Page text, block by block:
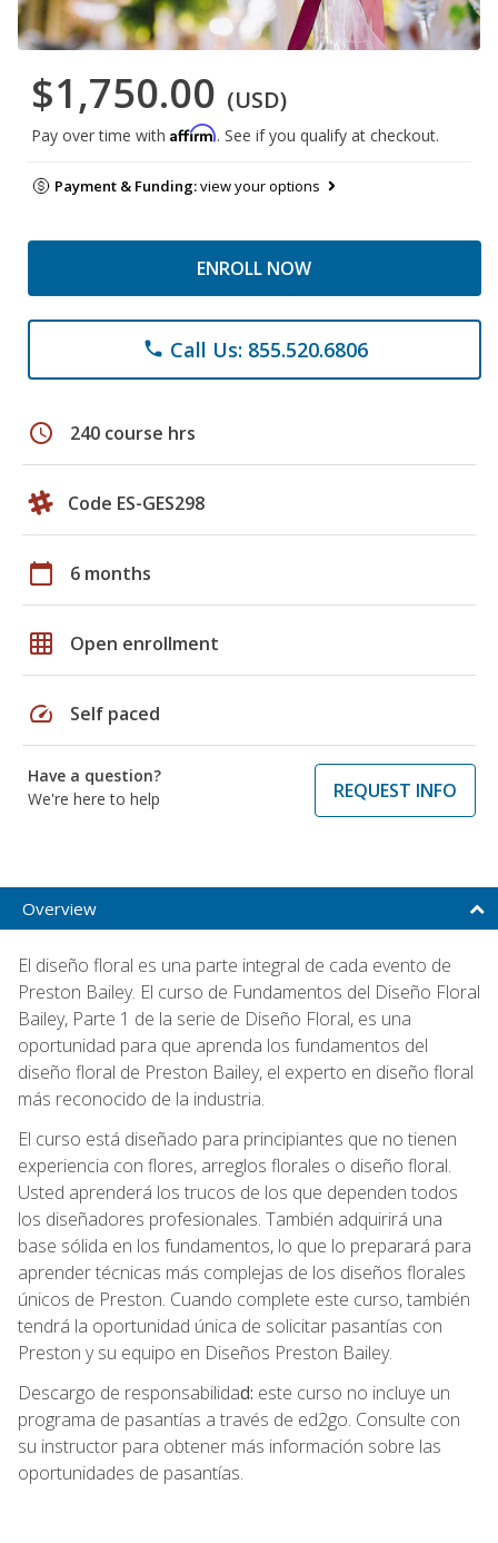
$1,750.00 (USD)
Pay over time with Affirm. See if you qualify at checkout.
Payment & Funding:view your options
ENROLL NOW
phone Call Us: 855.520.6806
schedule 240 course hrs
Code ES-GES298
calendar_today 6 months
grid_on Open enrollment
speed Self paced
Have a question?
We're here to help
REQUEST INFO
Overview
El diseño floral es una parte integral de cada evento de
Preston Bailey. El curso de Fundamentos del Diseño Floral
Bailey, Parte 1 de la serie de Diseño Floral, es una
oportunidad para que aprenda los fundamentos del
diseño floral de Preston Bailey, el experto en diseño floral
más reconocido de la industria.
El curso está diseñado para principiantes que no tienen
experiencia con flores, arreglos florales o diseño floral.
Usted aprenderá los trucos de los que dependen todos
los diseñadores profesionales. También adquirirá una
base sólida en los fundamentos, lo que lo preparará para
aprender técnicas más complejas de los diseños florales
únicos de Preston. Cuando complete este curso, también
tendrá la oportunidad única de solicitar pasantías con
Preston y su equipo en Diseños Preston Bailey.
Descargo de responsabilidad: este curso no incluye un
programa de pasantías a través de ed2go. Consulte con
su instructor para obtener más información sobre las
oportunidades de pasantías.